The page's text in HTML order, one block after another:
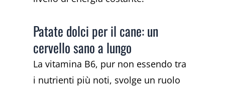
Patate dolci per il cane: un
cervello sano a lungo
La vitamina B6, pur non essendo tra
i nutrienti più noti, svolge un ruolo